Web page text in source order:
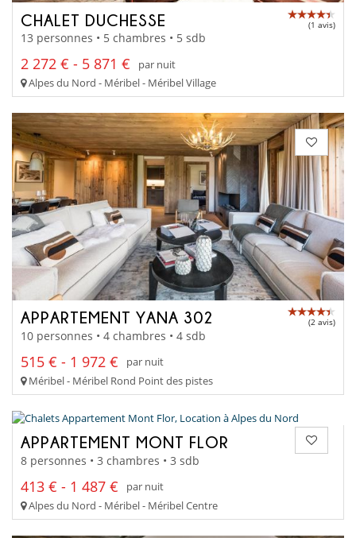
CHALET DUCHESSE (1 avis)
13 personnes • 5 chambres • 5 sdb
2 272 € - 5 871 €
par nuit
Alpes du Nord - Méribel - Méribel Village
APPARTEMENT YANA 302 (2 avis)
10 personnes • 4 chambres • 4 sdb
515 € - 1 972 €
par nuit
Méribel - Méribel Rond Point des pistes
APPARTEMENT MONT FLOR
8 personnes • 3 chambres • 3 sdb
413 € - 1 487 €
par nuit
Alpes du Nord - Méribel - Méribel Centre